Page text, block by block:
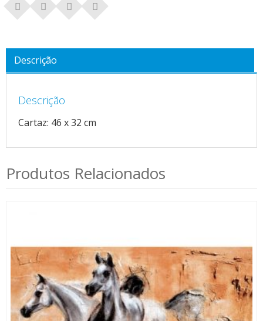
Descrição
Descrição
Cartaz: 46 x 32 cm
Produtos Relacionados